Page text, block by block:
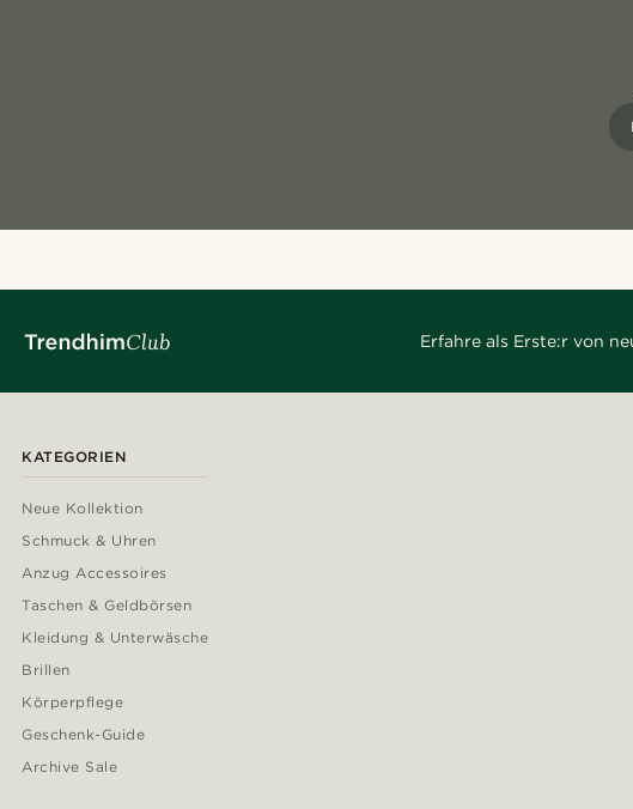
Erfahre als Erste:r von
KATEGORIEN
Neue Kollektion
Schmuck & Uhren
Anzug Accessoires
Taschen & Geldbörsen
Kleidung & Unterwäsche
Brillen
Körperpflege
Geschenk-Guide
Archive Sale